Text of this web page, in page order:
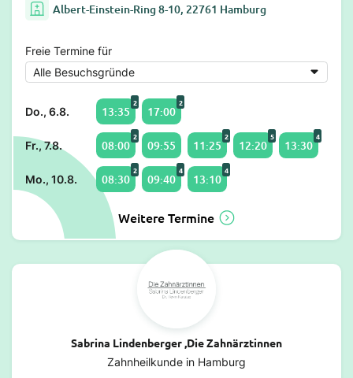
Albert-Einstein-Ring 8-10, 22761 Hamburg
Freie Termine für
Do., 6.8. 13:35
2
17:00
2
Fr., 7.8. 08:00
2
09:55 11:25
2
12:20
5
13:30
4
Mo., 10.8. 08:30
2
09:40
4
13:10
4
Weitere Termine
Sabrina Lindenberger ,Die Zahnärztinnen
Zahnheilkunde in Hamburg